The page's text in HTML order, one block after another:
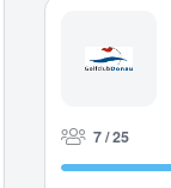
7 / 25